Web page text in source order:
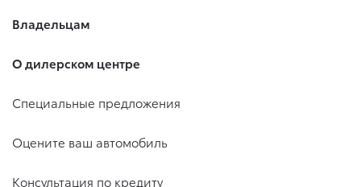
Владельцам
О дилерском центре
Специальные предложения
Оцените ваш автомобиль
Консультация по кредиту